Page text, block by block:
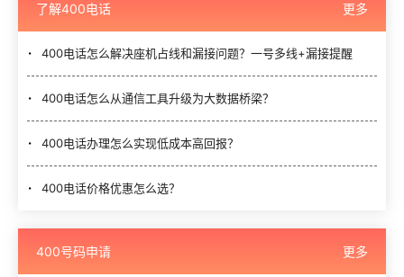
了解400电话 更多
400电话怎么解决座机占线和漏接问题？一号多线+漏接提醒
400电话怎么从通信工具升级为大数据桥梁？
400电话办理怎么实现低成本高回报？
400电话价格优惠怎么选？
400号码申请 更多